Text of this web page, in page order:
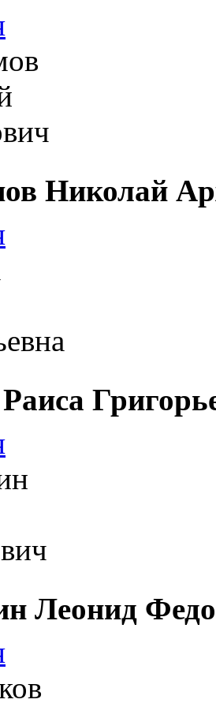
Николай
Леонид